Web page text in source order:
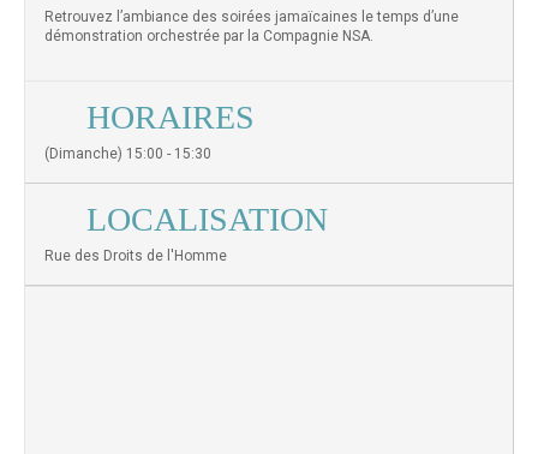
Retrouvez l’ambiance des soirées jamaïcaines le temps d’une
démonstration orchestrée par la Compagnie NSA.
HORAIRES
(Dimanche) 15:00 - 15:30
LOCALISATION
Rue des Droits de l'Homme